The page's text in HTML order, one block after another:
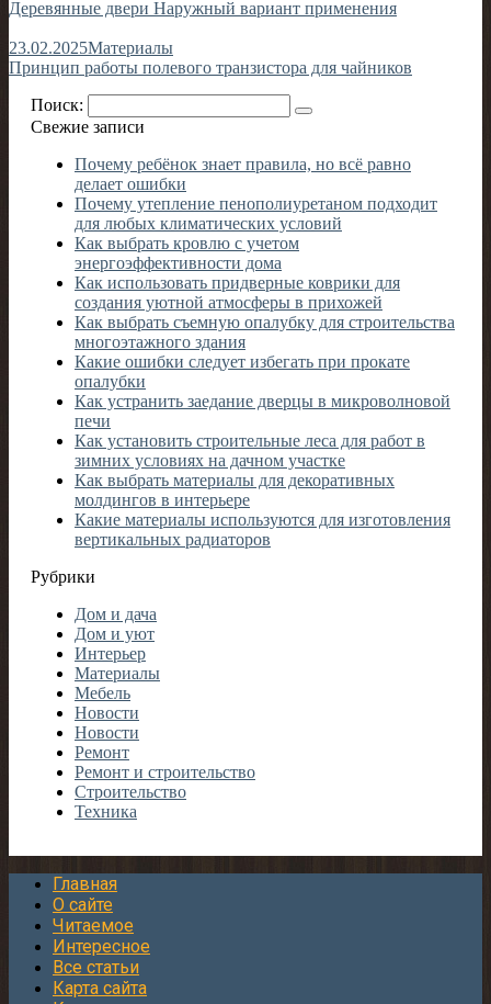
Деревянные двери Наружный вариант применения
23.02.2025Материалы
Принцип работы полевого транзистора для чайников
Поиск:
Свежие записи
Почему ребёнок знает правила, но всё равно
делает ошибки
Почему утепление пенополиуретаном подходит
для любых климатических условий
Как выбрать кровлю с учетом
энергоэффективности дома
Как использовать придверные коврики для
создания уютной атмосферы в прихожей
Как выбрать съемную опалубку для строительства
многоэтажного здания
Какие ошибки следует избегать при прокате
опалубки
Как устранить заедание дверцы в микроволновой
печи
Как установить строительные леса для работ в
зимних условиях на дачном участке
Как выбрать материалы для декоративных
молдингов в интерьере
Какие материалы используются для изготовления
вертикальных радиаторов
Рубрики
Дом и дача
Дом и уют
Интерьер
Материалы
Мебель
Новости
Новости
Ремонт
Ремонт и строительство
Строительство
Техника
Главная
О сайте
Читаемое
Интересное
Все статьи
Карта сайта